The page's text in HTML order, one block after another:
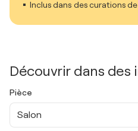
Inclus dans des curations
Découvrir dans des
Pièce
Salon